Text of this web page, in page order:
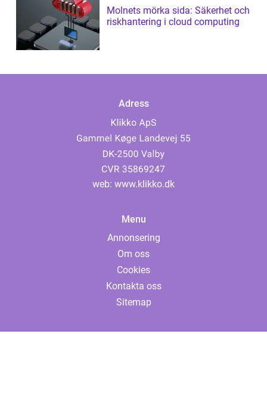
Molnets mörka sida: Säkerhet och
riskhantering i cloud computing
Adress
web: www.klikko.dk
Menu
Annonsering
Om oss
Cookies
Kontakta oss
Sitemap